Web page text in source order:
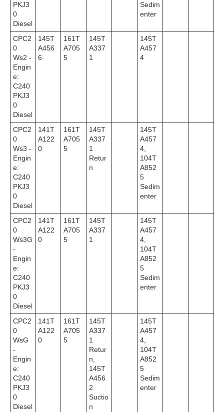
PKJ3
0
Diesel
Sedim
enter
CPC2
0
Ws2 -
Engin
e:
C240
PKJ3
0
Diesel
145T
A456
6
161T
A705
5
145T
A337
1
145T
A457
4
CPC2
0
Ws3 -
Engin
e:
C240
PKJ3
0
Diesel
141T
A122
0
161T
A705
5
145T
A337
1
Retur
n
145T
A457
4,
104T
A852
5
Sedim
enter
CPC2
0
Ws3G
-
Engin
e:
C240
PKJ3
0
Diesel
141T
A122
0
161T
A705
5
145T
A337
1
145T
A457
4,
104T
A852
5
Sedim
enter
CPC2
0
WsG
-
Engin
e:
C240
PKJ3
0
Diesel
141T
A122
0
161T
A705
5
145T
A337
1
Retur
n,
145T
A456
2
Suctio
n
145T
A457
4,
104T
A852
5
Sedim
enter